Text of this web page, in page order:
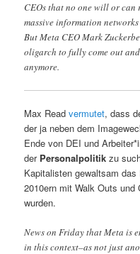
CEOs that no one will or
massive information
But Meta CEO Mark
oligarch to fully come out
anymore.
Max Readvermutet, dass
der ja neben dem
Ende von DEI und
der Personalpolitik zu
Kapitalisten gewaltsam
2010ern mit Walk Outs und
wurden.
News on Friday that Meta is
in this context–as not just